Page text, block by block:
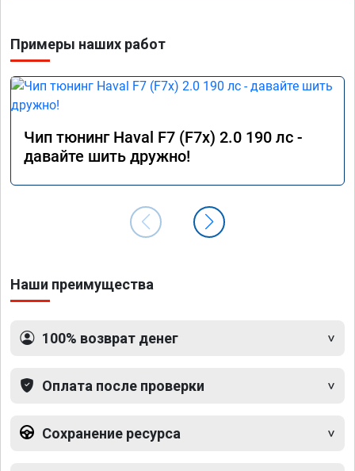
Примеры наших работ
Чип тюнинг Haval F7 (F7x) 2.0 190 лс -
давайте шить дружно!
Наши преимущества
100% возврат денег
Оплата после проверки
Сохранение ресурса